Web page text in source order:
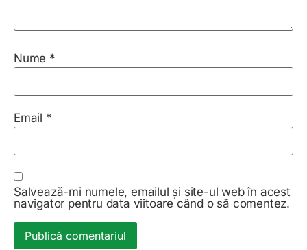
Nume *
Email *
Salvează-mi numele, emailul și site-ul web în acest
navigator pentru data viitoare când o să comentez.